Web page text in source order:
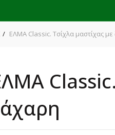
ΕΛΜΑ Classic. Τσίχλα μαστίχας